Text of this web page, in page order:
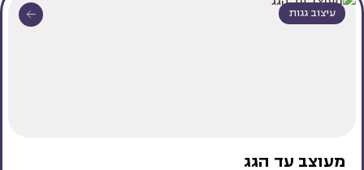
עיצוב גגות
מעוצב עד הגג